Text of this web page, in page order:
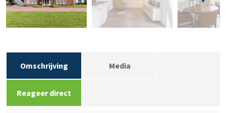
Omschrijving Media
Reageer direct